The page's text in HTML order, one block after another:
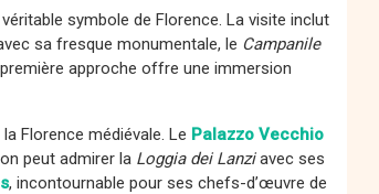
symbole de Florence. La visite inclut
sa fresque monumentale, le Campanile
approche offre une immersion
Florence médiévale. Le Palazzo Vecchio
peut admirer la Loggia dei Lanziavec ses
, incontournable pour ses chefs-d’œuvre de